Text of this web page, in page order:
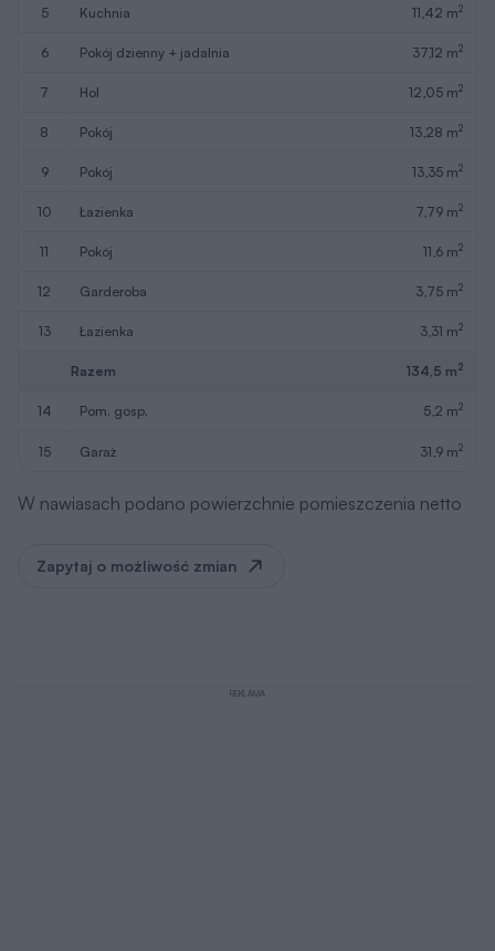
5 kuchnia 11,42 m2
6 pokój dzienny + jadalnia 37,12 m2
7 hol 12,05 m2
8 pokój 13,28 m2
9 pokój 13,35 m2
10 łazienka 7,79 m2
11 pokój 11,6 m2
12 garderoba 3,75 m2
13 łazienka 3,31 m2
Razem 134,5 m2
14 pom. gosp. 5,2 m2
15 garaż 31,9 m2
W nawiasach podano powierzchnie pomieszczenia netto
Zapytaj o możliwość zmian
REKLAMA